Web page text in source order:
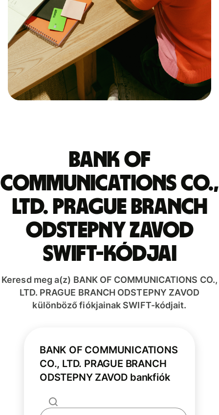
BANK OF
COMMUNICATIONS CO.,
LTD. PRAGUE BRANCH
ODSTEPNY ZAVOD
SWIFT-kódjai
Keresd meg a(z) BANK OF COMMUNICATIONS CO.,
LTD. PRAGUE BRANCH ODSTEPNY ZAVOD
különböző fiókjainak SWIFT-kódjait.
BANK OF COMMUNICATIONS
CO., LTD. PRAGUE BRANCH
ODSTEPNY ZAVOD bankfiók